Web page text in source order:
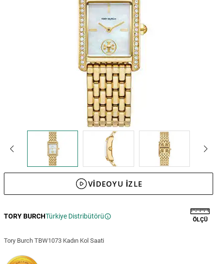
VIDEOYU IZLE
TORY BURCHTürkiye Distribütörü ÖLÇÜ
Tory Burch TBW1073 Kadın Kol Saati